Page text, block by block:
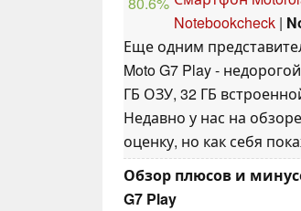
Notebookcheck |
Еще одним
Moto G7 Play -
ГБ ОЗУ, 32 ГБ
Недавно у нас на
оценку, но как себя
Обзор плюсов и
G7 Play